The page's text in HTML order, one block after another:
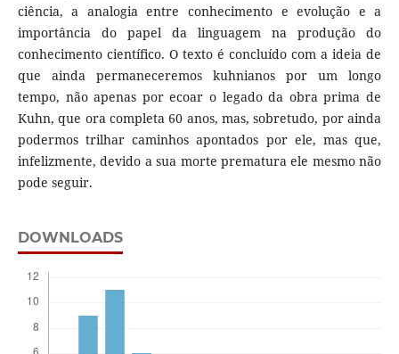
ciência, a analogia entre conhecimento e evolução e a
importância do papel da linguagem na produção do
conhecimento científico. O texto é concluído com a ideia de
que ainda permaneceremos kuhnianos por um longo
tempo, não apenas por ecoar o legado da obra prima de
Kuhn, que ora completa 60 anos, mas, sobretudo, por ainda
podermos trilhar caminhos apontados por ele, mas que,
infelizmente, devido a sua morte prematura ele mesmo não
pode seguir.
DOWNLOADS